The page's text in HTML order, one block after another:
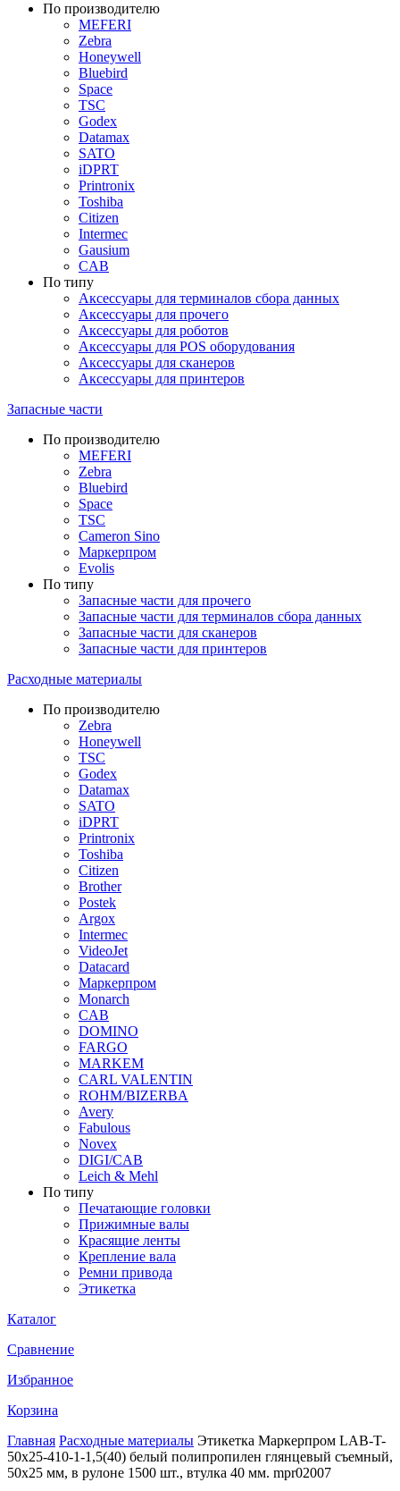
По производителю
MEFERI
Zebra
Honeywell
Bluebird
Space
TSC
Godex
Datamax
SATO
iDPRT
Printronix
Toshiba
Citizen
Intermec
Gausium
CAB
По типу
Аксессуары для терминалов сбора данных
Аксессуары для прочего
Аксессуары для роботов
Аксессуары для POS оборудования
Аксессуары для сканеров
Аксессуары для принтеров
Запасные части
По производителю
MEFERI
Zebra
Bluebird
Space
TSC
Cameron Sino
Маркерпром
Evolis
По типу
Запасные части для прочего
Запасные части для терминалов сбора данных
Запасные части для сканеров
Запасные части для принтеров
Расходные материалы
По производителю
Zebra
Honeywell
TSC
Godex
Datamax
SATO
iDPRT
Printronix
Toshiba
Citizen
Brother
Postek
Argox
Intermec
VideoJet
Datacard
Маркерпром
Monarch
CAB
DOMINO
FARGO
MARKEM
CARL VALENTIN
ROHM/BIZERBA
Avery
Fabulous
Novex
DIGI/CAB
Leich & Mehl
По типу
Печатающие головки
Прижимные валы
Красящие ленты
Крепление вала
Ремни привода
Этикетка
Каталог
Сравнение
Избранное
Корзина
Главная Расходные материалы Этикетка Маркерпром LAB-T-
50x25-410-1-1,5(40) белый полипропилен глянцевый съемный,
50х25 мм, в рулоне 1500 шт., втулка 40 мм. mpr02007